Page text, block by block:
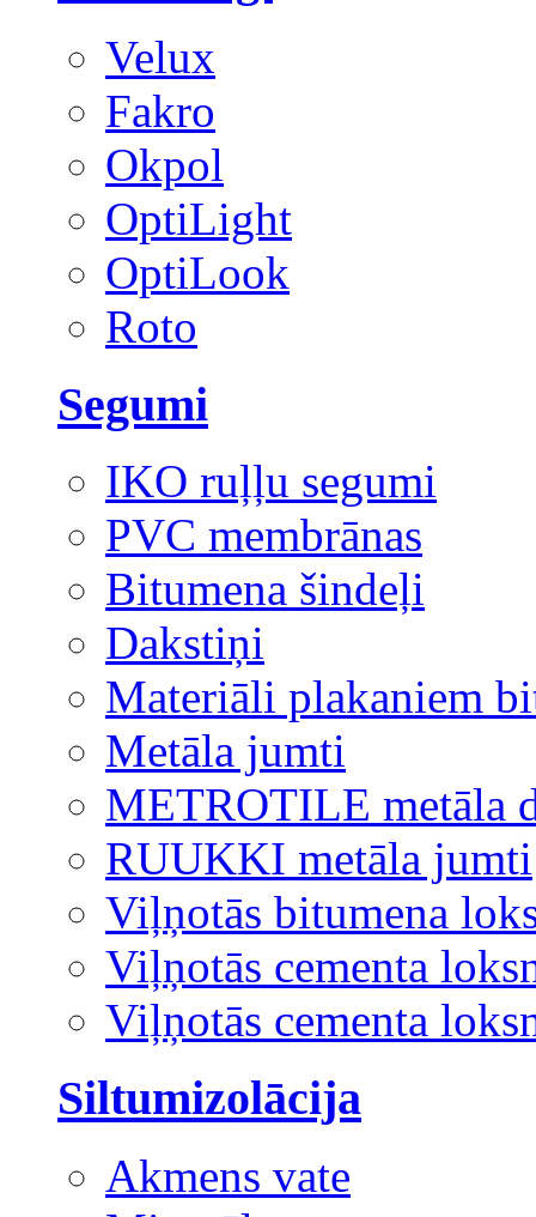
Velux
Fakro
Okpol
OptiLight
OptiLook
Roto
Segumi
IKO ruļļu segumi
PVC membrānas
Bitumena šindeļi
Dakstiņi
Materiāli plakaniem
Metāla jumti
METROTILE metāla
RUUKKI metāla jumti
Viļņotās bitumena
Viļņotās cementa
Viļņotās cementa
Siltumizolācija
Akmens vate